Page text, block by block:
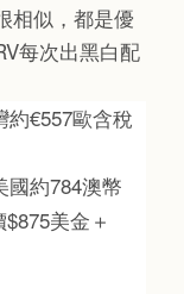
相似，都是優
每次出黑白配
約€557歐含稅
國約784澳幣
美金＋